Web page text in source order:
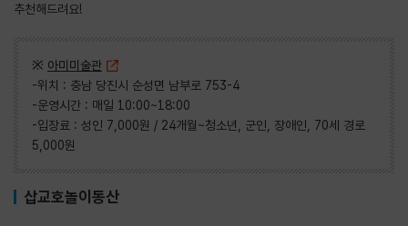
추천해드려요!
※ 아미미술관
-위치 : 충남 당진시 순성면 남부로 753-4
-운영시간 : 매일 10:00~18:00
-입장료 : 성인 7,000원 / 24개월~청소년, 군인, 장애인, 70세 경로
5,000원
삽교호놀이동산